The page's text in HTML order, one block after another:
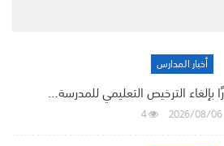
أخبار المدارس
بإلغاء الترخيص التعليمي للمدرسة…
2026/08/06
4